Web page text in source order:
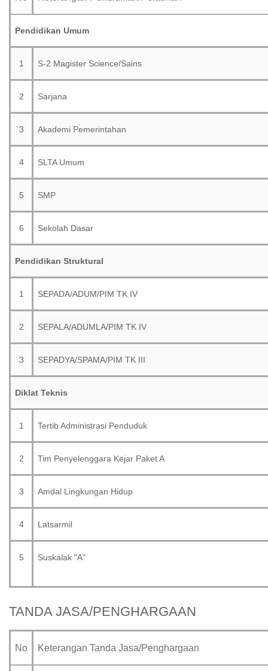
Pendidikan Umum
1 S-2 Magister Science/Sains
2 Sarjana
3 Akademi Pemerintahan
4 SLTA Umum
5 SMP
6 Sekolah Dasar
Pendidikan Struktural
1 SEPADA/ADUM/PIM TK IV
2 SEPALA/ADUMLA/PIM TK IV
3 SEPADYA/SPAMA/PIM TK III
Diklat Teknis
1 Tertib Administrasi Penduduk
2 Tim Penyelenggara Kejar Paket A
3 Amdal Lingkungan Hidup
4 Latsarmil
5 Suskalak "A"
TANDA JASA/PENGHARGAAN
No Keterangan Tanda Jasa/Penghargaan